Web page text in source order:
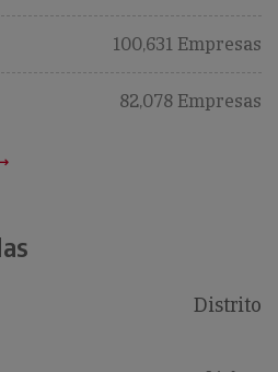
100,631 Empresas
82,078 Empresas
Distrito